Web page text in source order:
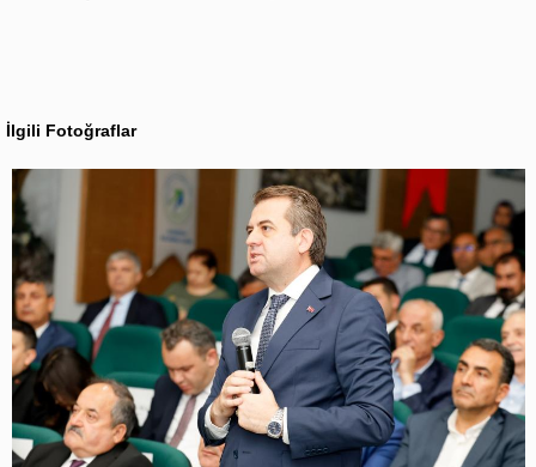
İlgili Fotoğraflar